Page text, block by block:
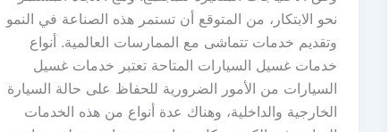
نحو الابتكار، من المتوقع أن تستمر هذه الصناعة في النمو
وتقديم خدمات تتماشى مع الممارسات العالمية. أنواع
خدمات غسيل السيارات المتاحة تعتبر خدمات غسيل
السيارات من الأمور الضرورية للحفاظ على حالة السيارة
الخارجية والداخلية، وهناك عدة أنواع من هذه الخدمات